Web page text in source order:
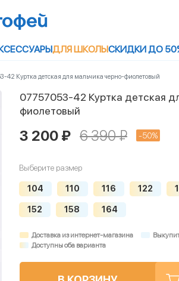
ДЛЯ ШКОЛЫСКИДКИ ДО
42 Куртка детская для мальчика черно-фиолетовый
07757053-42 Куртка детская
фиолетовый
3 200 ₽ 6 390 ₽ -50%
Выберите размер
104 110 116 122
152 158 164
Доставка из интернет-магазина
Доступны оба варианта